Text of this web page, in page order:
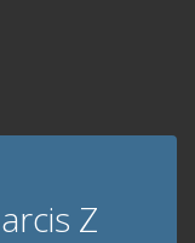
Z